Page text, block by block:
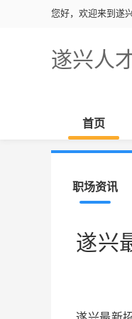
您好，欢迎来到遂
遂兴人
首页
职场资讯
遂兴